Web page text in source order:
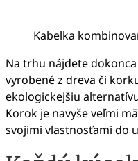
Kabelka
Na trhu nájdete
vyrobené z dreva či
ekologickejšiu
Korok je navyše veľmi
svojimi vlastnosťami do